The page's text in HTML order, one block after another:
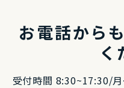
お電話から
く
受付時間 8:30~17:30/